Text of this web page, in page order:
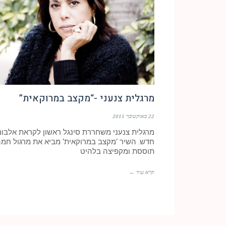
מרגלית צנעני -“מקצב במרוקאית”
22 באוקטובר 2011
מרגלית צנעני משחררת סינגל ראשון לקראת
חדש. השיר ‘מקצב במרוקאית‘ מביא את מרגול
תוססת ומקפיצה בלהיט
קרא עוד ←